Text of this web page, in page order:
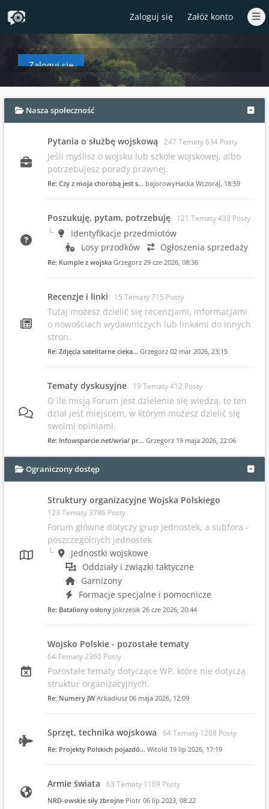
Zaloguj się Załóż konto
Zaloguj się
aby zobaczyć w tym miejscu podsumowanie najnowszych wpisów od
Nasza społeczność
Pytania o służbę wojskową 247 Tematy 634 Posty
Jeśli myślisz o wojsku lub szkole wojskowej, albo
potrzebujesz porady prawnej.
Re: Czy z moja chorobą jest s… bajorowyHacka Wczoraj, 18:59
Poszukuję, pytam, potrzebuję 121 Tematy 433 Posty
Identyfikacje przedmiotów
Losy przodków
Ogłoszenia sprzedaży
Re: Kumple z wojska Grzegorz 29 cze 2026, 08:36
Recenzje i linki 15 Tematy 715 Posty
Tutaj możesz dzielić się recenzjami, informacjami
o nowościach wydawniczych lub linkami do innych
stron.
Re: Zdjęcia satelitarne cieka… Grzegorz 02 mar 2026, 23:15
Tematy dyskusyjne 19 Tematy 412 Posty
O ile misją Forum jest dzielenie się wiedzą, to ten
dział jest miejscem, w którym możesz dzielić się
swoimi opiniami.
Re: Infowsparcie.net/wria/ pr… Grzegorz 19 maja 2026, 22:06
Ograniczony dostęp
Struktury organizacyjne Wojska Polskiego
123 Tematy 3786 Posty
Forum główne dotyczy grup jednostek, a subfora -
poszczególnych jednostek
Jednostki wojskowe
Oddziały i związki taktyczne
Garnizony
Formacje specjalne i pomocnicze
Re: Bataliony osłony jokrzesik 26 cze 2026, 20:44
Wojsko Polskie - pozostałe tematy
64 Tematy 2360 Posty
Pozostałe tematy dotyczące WP, które nie dotyczą
struktur organizacyjnych.
Re: Numery JW Arkadiusz 06 maja 2026, 12:09
Sprzęt, technika wojskowa 64 Tematy 1268 Posty
Re: Projekty Polskich pojazdó… Witold 19 lip 2026, 17:19
Armie świata 63 Tematy 1169 Posty
NRD-owskie siły zbrojne Piotr 06 lip 2023, 08:22